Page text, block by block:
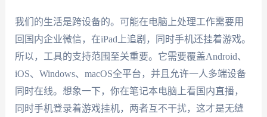
我们的生活是跨设备的。可能在电脑上处理工作需要用
回国内企业微信，在iPad上追剧，同时手机还挂着游戏。
所以，工具的支持范围至关重要。它需要覆盖Android、
iOS、Windows、macOS全平台，并且允许一人多端设备
同时在线。想象一下，你在笔记本电脑上看国内直播，
同时手机登录着游戏挂机，两者互不干扰，这才是无缝